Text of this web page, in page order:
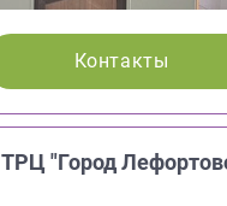
Контакты
ТРЦ "Город